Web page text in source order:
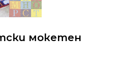
мокетен